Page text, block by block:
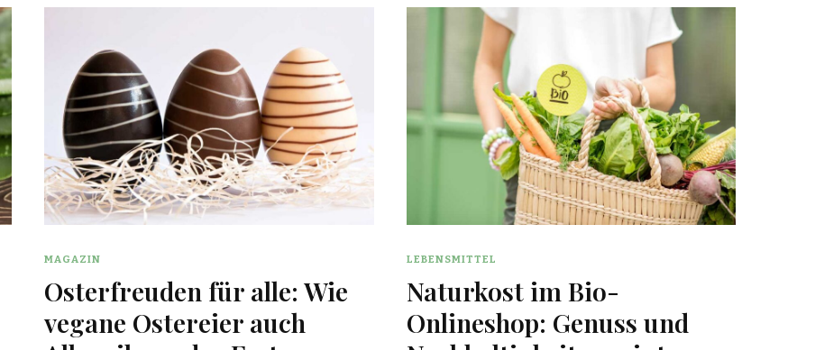
MAGAZIN
Osterfreuden für alle: Wie
vegane Ostereier auch
LEBENSMITTEL
Naturkost im Bio-
Onlineshop: Genuss und